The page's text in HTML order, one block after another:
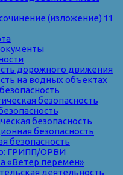
(изложение) 11
дорожного движения
на водных объектах
безопасность
безопасность
безопасность
безопасность
ГРИПП/ОРВИ
«Ветер перемен»
деятельность